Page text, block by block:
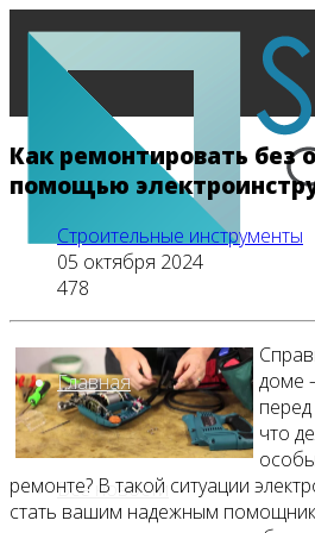
Главная
Все новости
Как ремонтировать без
помощью
Строительные инструменты
05 октября 2024
478
доме
что
ремонте? В такой ситуации
стать вашим надежным